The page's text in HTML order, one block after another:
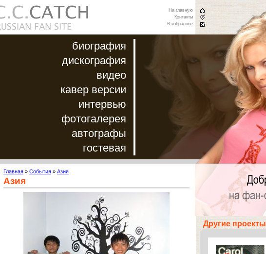
биография
дискография
видео
кавер версии
интервью
фотогалерея
автографы
гостевая
На главную
Контакты
В избранное
Главная » События » Азия
Азия
Другие проекты